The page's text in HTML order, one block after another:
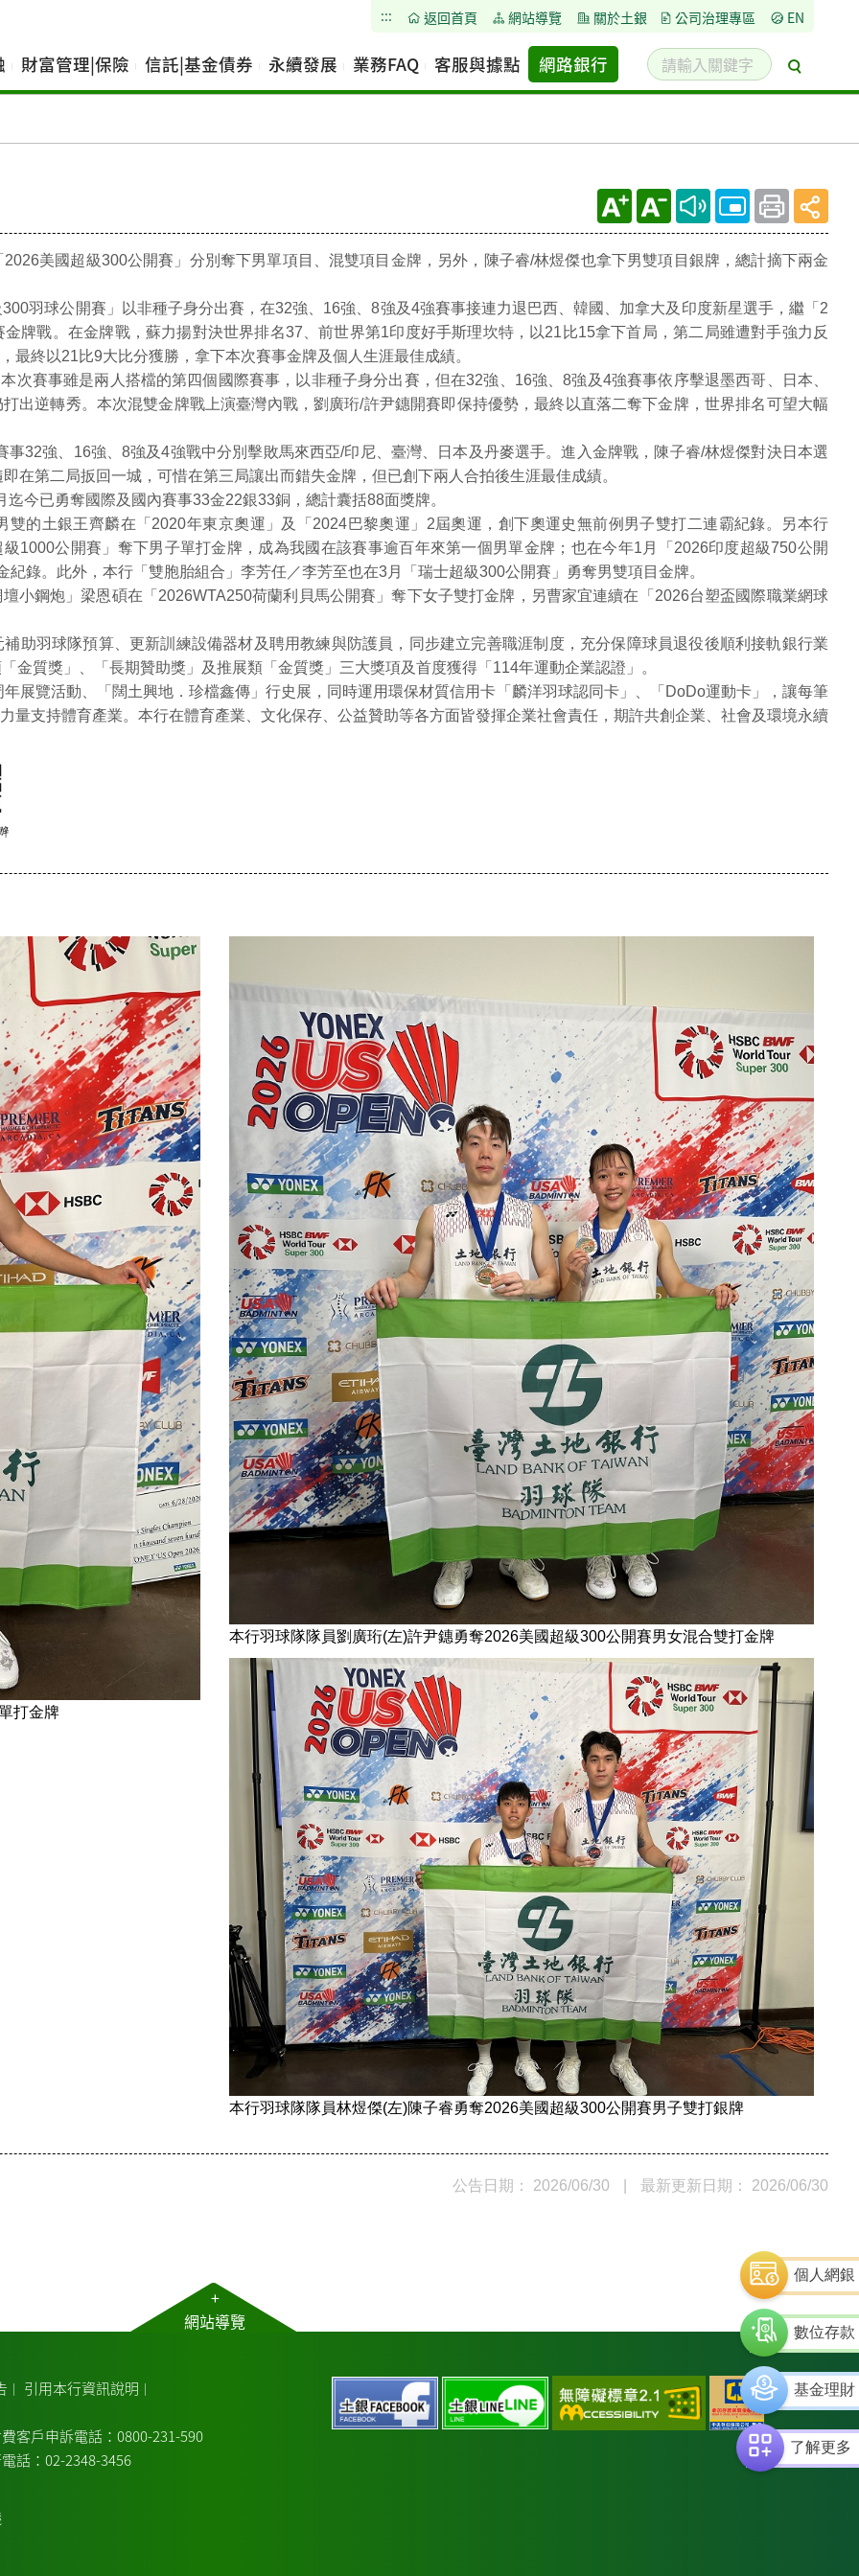
::: 返回首頁 網站導覽 關於土銀 公司治理專區 EN
財富管理|保險 信託|基金債券 永續發展 業務FAQ 客服與據點 網路銀行
請
輸
搜
尋
美國超級300公開賽」分別奪下男單項目、混雙項目金牌，另外，陳子睿/林煜傑也拿下男雙項目銀牌，總計摘下兩金
球公開賽」以非種子身分出賽，在32強、16強、8強及4強賽事接連力退巴西、韓國、加拿大及印度新星選手，繼「2
牌戰。在金牌戰，蘇力揚對決世界排名37、前世界第1印度好手斯理坎特，以21比15拿下首局，第二局雖遭對手強力反
終以21比9大比分獲勝，拿下本次賽事金牌及個人生涯最佳成績。
事雖是兩人搭檔的第四個國際賽事，以非種子身分出賽，但在32強、16強、8強及4強賽事依序擊退墨西哥、日本、
出逆轉秀。本次混雙金牌戰上演臺灣內戰，劉廣珩/許尹鏸開賽即保持優勢，最終以直落二奪下金牌，世界排名可望大幅
強、16強、8強及4強戰中分別擊敗馬來西亞/印尼、臺灣、日本及丹麥選手。進入金牌戰，陳子睿/林煜傑對決日本選
在第二局扳回一城，可惜在第三局讓出而錯失金牌，但已創下兩人合拍後生涯最佳成績。
已勇奪國際及國內賽事33金22銀33銅，總計囊括88面獎牌。
土銀王齊麟在「2020年東京奧運」及「2024巴黎奧運」2屆奧運，創下奧運史無前例男子雙打二連霸紀錄。另本行
1000公開賽」奪下男子單打金牌，成為我國在該賽事逾百年來第一個男單金牌；也在今年1月「2026印度超級750公開
錄。此外，本行「雙胞胎組合」李芳任／李芳至也在3月「瑞士超級300公開賽」勇奪男雙項目金牌。
鋼炮」梁恩碩在「2026WTA250荷蘭利貝馬公開賽」奪下女子雙打金牌，另曹家宜連續在「2026台塑盃國際職業網球
羽球隊預算、更新訓練設備器材及聘用教練與防護員，同步建立完善職涯制度，充分保障球員退役後順利接軌銀行業
金質獎」、「長期贊助獎」及推展類「金質獎」三大獎項及首度獲得「114年運動企業認證」。
覽活動、「闊土興地．珍檔鑫傳」行史展，同時運用環保材質信用卡「麟洋羽球認同卡」、「DoDo運動卡」，讓每筆
量支持體育產業。本行在體育產業、文化保存、公益贊助等各方面皆發揮企業社會責任，期許共創企業、社會及環境永續
打金牌
本行羽球隊隊員劉廣珩(左)許尹鏸勇奪2026美國超級300公開賽男女混合雙打金牌
本行羽球隊隊員林煜傑(左)陳子睿勇奪2026美國超級300公開賽男子雙打銀牌
公告日期： 2026/06/30 最新更新日期： 2026/06/30
+
網站導覽
｜ 引用本行資訊說明 ｜
客戶申訴電話：0800-231-590
話：02-2348-3456
土
銀
facebook
土
銀
line
過
AA
中
央
存
款
個人網銀
數位存款
基金理財
了解更多